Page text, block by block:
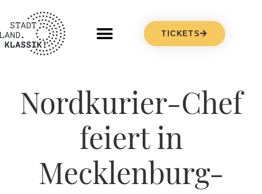
TICKETS
Nordkurier-Chef
feiert in
Mecklenburg-